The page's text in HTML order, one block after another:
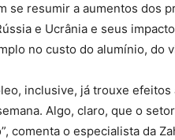
se resumir a aumentos dos
e Ucrânia e seus
no custo do alumínio, do
inclusive, já trouxe
Algo, claro, que o
comenta o especialista da